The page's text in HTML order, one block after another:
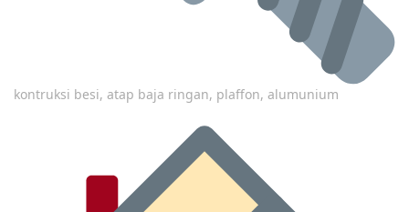
kontruksi besi, atap baja ringan, plaffon, alumunium